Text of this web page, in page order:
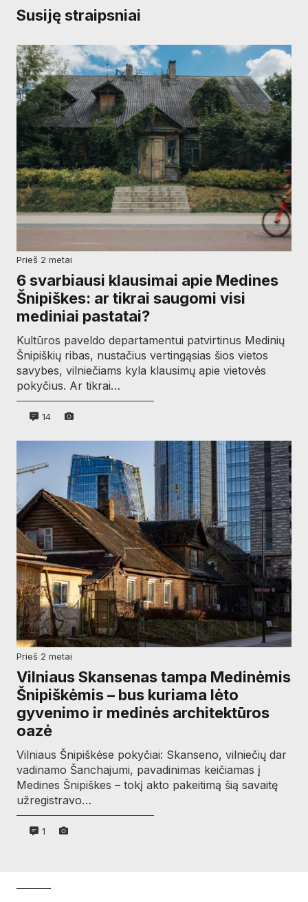
Susiję straipsniai
prieš 2 metai
6 svarbiausi klausimai apie Medines
Šnipiškes: ar tikrai saugomi visi
mediniai pastatai?
Kultūros paveldo departamentui patvirtinus Medinių
Šnipiškių ribas, nustačius vertingąsias šios vietos
savybes, vilniečiams kyla klausimų apie vietovės
pokyčius. Ar tikrai…
14
prieš 2 metai
Vilniaus Skansenas tampa Medinėmis
Šnipiškėmis – bus kuriama lėto
gyvenimo ir medinės architektūros
oazė
Vilniaus Šnipiškėse pokyčiai: Skanseno, vilniečių dar
vadinamo Šanchajumi, pavadinimas keičiamas į
Medines Šnipiškes – tokį akto pakeitimą šią savaitę
užregistravo…
1